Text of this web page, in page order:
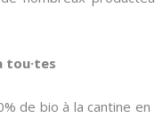
tou·tes
de bio à la cantine